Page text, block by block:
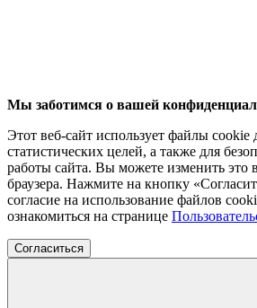
Мы заботимся о вашей
Этот веб-сайт использует файлы cookie
статистических целей, а также для
работы сайта. Вы можете изменить это
браузера. Нажмите на кнопку
согласие на использование файлов
ознакомиться на странице
Согласиться